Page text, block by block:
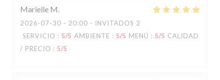
Marielle M
2026-07-30 - 20:00 - INVITADOS 2
SERVICIO : 5/5 AMBIENTE : 5/5 MENÚ : 5/5 CALIDAD
/ PRECIO : 5/5